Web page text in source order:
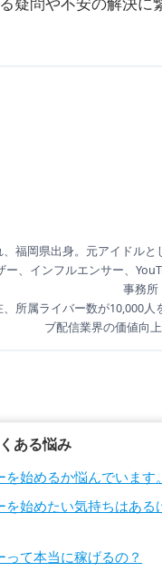
福岡県出身。元アイドルと
ー、インフルエンサー、
事務所
、所属ライバー数が10,000
ブ配信業界の価値向
ある悩み
を始めるか悩んでいます
を始めたい気持ちはあ
って本当に稼げるの？